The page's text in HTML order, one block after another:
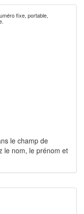
fixe, portable,
le champ de
le nom, le prénom et